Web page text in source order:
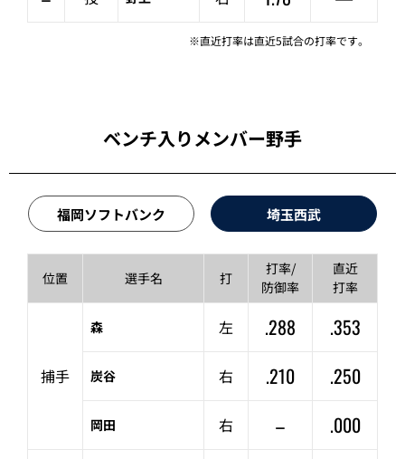
※直近打率は直近5試合の打率です。
ベンチ入りメンバー野手
福岡ソフトバンク 埼玉西武
位置 選手名 打
打率/
防御率
直近
打率
捕手
森 左 .288 .353
炭谷 右 .210 .250
岡田 右 – .000